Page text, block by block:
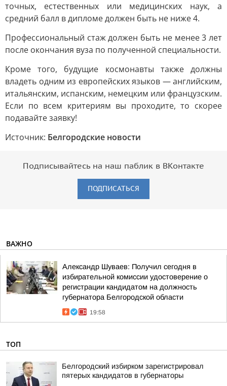
точных, естественных или медицинских наук, а
средний балл в дипломе должен быть не ниже 4.
Профессиональный стаж должен быть не менее 3 лет
после окончания вуза по полученной специальности.
Кроме того, будущие космонавты также должны
владеть одним из европейских языков — английским,
итальянским, испанским, немецким или французским.
Если по всем критериям вы проходите, то скорее
подавайте заявку!
Источник: Белгородские новости
Подписывайтесь на наш паблик в ВКонтакте
ПОДПИСАТЬСЯ
ВАЖНО
Александр Шуваев: Получил сегодня в
избирательной комиссии удостоверение о
регистрации кандидатом на должность
губернатора Белгородской области
19:58
ТОП
Белгородский избирком зарегистрировал
пятерых кандидатов в губернаторы